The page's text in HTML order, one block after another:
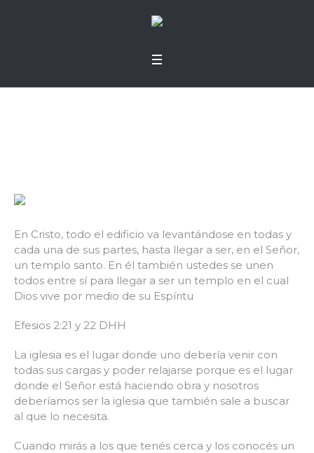
En Cristo, todo el edificio va levantándose en todas y
cada una de sus partes, hasta llegar a ser, en el Señor,
un templo santo. En él también ustedes se unen
todos entre sí para llegar a ser un templo en el cual
Dios vive por medio de su Espíritu
Efesios 2:21 y 22 DHH
La iglesia es el lugar donde uno debería venir con
todas sus cargas y poder relajarse porque es el lugar
donde el Señor está haciendo obra y nosotros
deberíamos ser la iglesia que también sale a buscar
al que lo necesita.
Cuando mirás a los que tenés cerca y los conocés un